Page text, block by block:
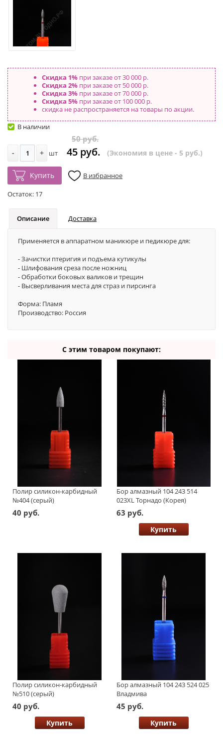
Скидка 1%при заказе от 30 000 р.
Скидка 2%при заказе от 50 000 р.
Скидка 3%при заказе от 70 000 р.
Скидка 5%при заказе от 100 000 р.
скидка не распространяется на товары по акции.
В наличии
- + шт
50 руб.
45 руб. (Экономия в цене - 5 руб.)
Купить В избранное
Остаток: 17
Описание Доставка
Применяется в аппаратном маникюре и педикюре для:
- Зачистки птеригия и подъема кутикулы
- Шлифования среза после ножниц
- Обработки боковых валиков и трещин
- Высверливания места для страз и пирсинга
Форма: Пламя
Производство: Россия
С этим товаром покупают:
Полир силикон-карбидный
№404 (серый)
40 руб.
Бор алмазный 104 243 514
023XL Торнадо (Корея)
63 руб.
Купить
Полир силикон-карбидный
№510 (серый)
40 руб.
Купить
Бор алмазный 104 243 524 025
Владмива
45 руб.
Купить